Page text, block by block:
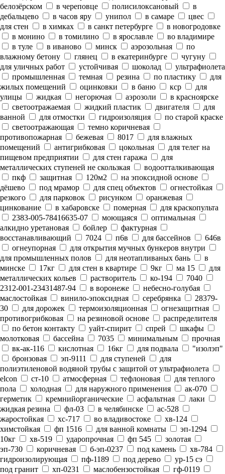
белозёрском
в череповце полисилоксановый
в
дебальцево
в часов яру унипол в самаре
цвес
для стен
в химках в санкт петербурге
в новогродовке
в монино
в томилино в ярославле
во владимире
в туле
в иваново минск аэрозольная
по
влажному бетону
глянец в екатеринбурге
чугуну
для уличных работ
устойчивая шоколад
ультрафиолета
промышленная
темная резина по пластику
для
жилых помещений
оцинковки в баню кср
для
улицы
жидкая негорючая аэрозоли
в красноярске
светоотражаемая
жидкий пластик двигателя
для
ванной
для отмостки гидроизоляция
по старой краске
светоотражающая
темно коричневая
противопожарная
бежевая 8017
для влажных
помещений
антигрибковая цокольная
для телег на
пищевом предприятии
для стен гаража
для
металлических ступеней не скользкая
водоотталкивающая
пкф
защитная 120м2
на эпоксидной основе
дёшево
под мрамор для спец объектов
огнестойкая
резкого
для парковок рисунком
оранжевая
цинкование
в хабаровске померная
для краскопульта
2383-005-78416635-07
моющаяся
оптимальная
алкидно уретановая
бойлер
фактурная
восстанавливающий
7024 п6в для бассейнов
646в
огнеупорная
для открытия мучных бункеров внутри
для промышленных полов
для неотапливаных бань
в
минске
17кг для стен в квартире 9кг ма 15
для
металлических кольев
растворитель ко-194
7040
2312-001-23431487-94
в воронеже
небесно-голубая
маслостойкая
винило-эпоксидная серебрянка
28379-
30
для дорожек термоизоляционная
огнезащитная
противогрибковая
на резиновой основе
распределителя
по бетон контакту
уайт-спирит спрей
шкафы
молотковая
бассейна 7035 минимальным
прочная
вк-ак-116
кислотная 16кг для подвала
"изолэп"
бронзовая
эп-9111 для ступеней
для
полиэтиленовой водяной трубы с защитой от ультрафиолета
elcon
ст-10 атмосферная тефлоновая
для теплого
пола
холодная для наружного применения
ак-070
герметик
кремнийорганические асфальтная
лаки
жидкая резина
фл-03 в челябинске
ас-528
жаростойкая
хс-717 во владивостоке
хв-124
химстойкая
фп 1516 для ванной комнаты
эп-1294
10кг
хв-519 ударопрочная фп 545
золотая
эп-730
коричневая б-эп-0237 под камень
хв-784
гидроизолирующая
пф-1189 под дерево
ур-15 сэ
под гранит
хп-0231 маслобензостойкая
гф-0119